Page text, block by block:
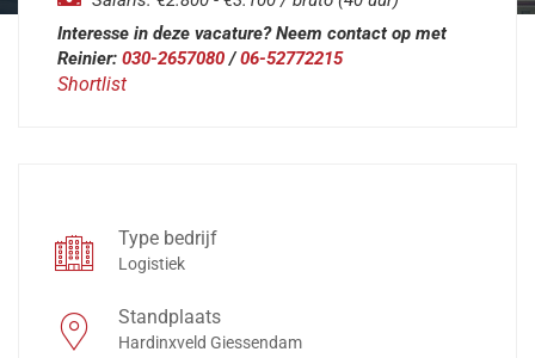
Interesse in deze vacature? Neem contact op met
Reinier: 030-2657080/06-52772215
Shortlist
Type bedrijf
Logistiek
Standplaats
Hardinxveld Giessendam